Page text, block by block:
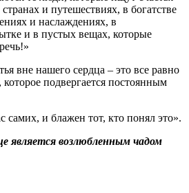
и путешествиях, в богатстве
и наслаждениях, в
и в пустых вещах, которые
вне нашего сердца – это все равно
подвергается постоянным
самих, и блажен тот, кто понял это».
является возлюбленным чадом